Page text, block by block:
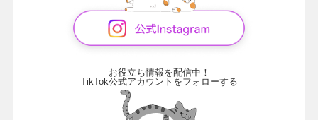
お役立ち情報を配信中！
TikTok公式アカウントをフォローする